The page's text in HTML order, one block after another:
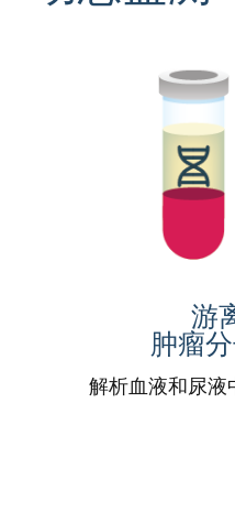
游
肿瘤
解析血液和尿